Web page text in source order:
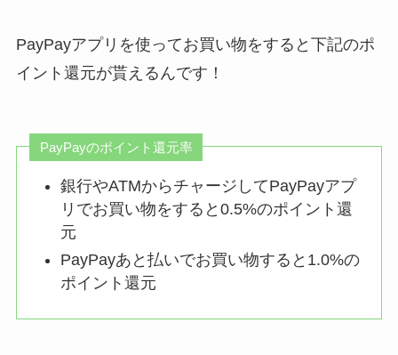
PayPayアプリを使ってお買い物をすると下記のポ
イント還元が貰えるんです！
PayPayのポイント還元率
銀行やATMからチャージしてPayPayアプ
リでお買い物をすると0.5%のポイント還
元
PayPayあと払いでお買い物すると1.0%の
ポイント還元